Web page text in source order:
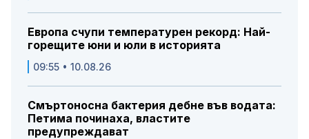
Европа счупи температурен рекорд: Най-
горещите юни и юли в историята
09:55 • 10.08.26
Смъртоносна бактерия дебне във водата:
Петима починаха, властите
предупреждават